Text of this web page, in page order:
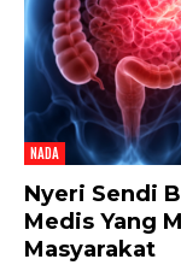
NADA
Nyeri Sendi
Medis Yang
Masyarakat